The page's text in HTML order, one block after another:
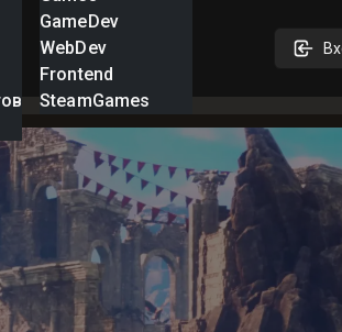
GameDev
WebDev
Frontend
SteamGames